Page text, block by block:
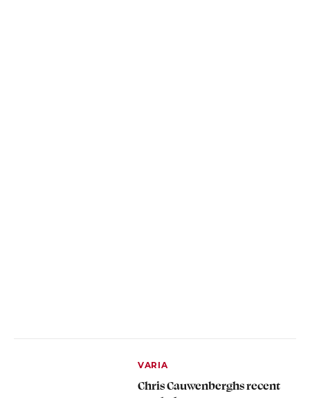
VARIA
Chris Cauwenberghs recent